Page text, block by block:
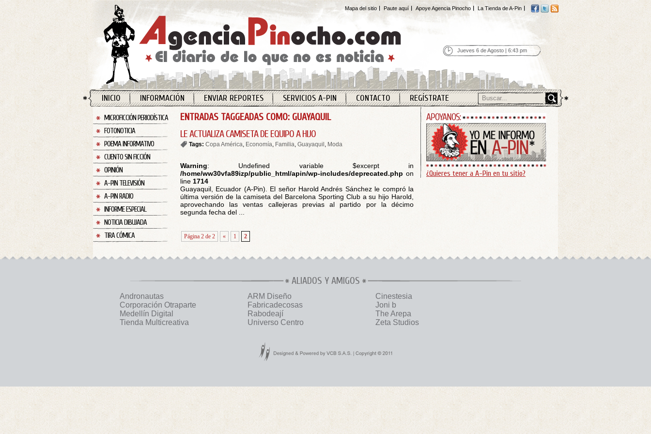
Mapa del sitio Paute aquí Apoye Agencia Pinocho La Tienda de A-Pin
Jueves 6 de Agosto | 6:43 pm
INICIO INFORMACIÓN ENVIAR REPORTES SERVICIOS A-PIN CONTACTO REGÍSTRATE
MICROFICCIÓN PERIODÍSTICA
FOTONOTICIA
POEMA INFORMATIVO
CUENTO SIN FICCIÓN
OPINIÓN
A-PIN TELEVISIÓN
A-PIN RADIO
INFORME ESPECIAL
NOTICIA DIBUJADA
TIRA CÓMICA
ENTRADAS TAGGEADAS COMO: GUAYAQUIL
LE ACTUALIZA CAMISETA DE EQUIPO A HIJO
Tags: Copa América, Economía, Familia, Guayaquil , Moda
Warning: Undefined variable $excerpt in
/home/ww30vfa89izp/public_html/apin/wp-includes/deprecated.php on
line 1714
Guayaquil, Ecuador (A-Pin). El señor Harold Andrés Sánchez le compró la
última versión de la camiseta del Barcelona Sporting Club a su hijo Harold,
aprovechando las ventas callejeras previas al partido por la décimo
segunda fecha del ...
Página 2 de 2 « 1 2
¿Quieres tener a A-Pin en tu sitio?
ALIADOS Y AMIGOS
Andronautas ARM Diseño
Cinestesia
Corporación Otraparte
Fabricadecosas
Joni b
Medellín Digital
Rabodeají
The Arepa
Tienda Multicreativa
Universo Centro Zeta Studios